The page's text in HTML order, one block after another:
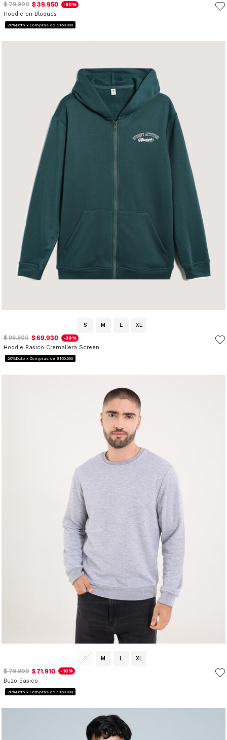
$ 79.900 $ 39.950 -50%
Hoodie en Bloques
20%Dcto x Compras de $160.000
S M L
XL
$ 99.900 $ 69.930 -30%
Hoodie Basico Cremallera Screen
20%Dcto x Compras de $160.000
S M L
XL
$ 79.900 $ 71.910 -10%
Buzo Basico
20%Dcto x Compras de $160.000